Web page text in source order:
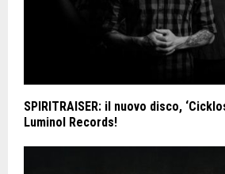
SPIRITRAISER: il nuovo disco,
Luminol Records!